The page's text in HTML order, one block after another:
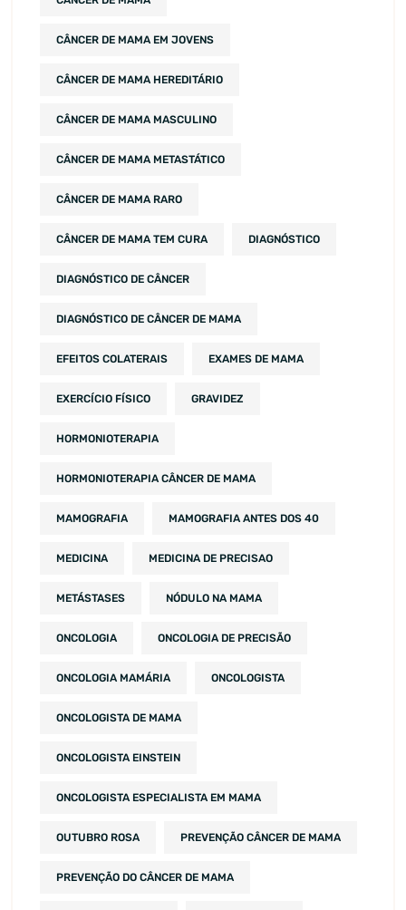
CÂNCER DE MAMA EM JOVENS
CÂNCER DE MAMA HEREDITÁRIO
CÂNCER DE MAMA MASCULINO
CÂNCER DE MAMA METASTÁTICO
CÂNCER DE MAMA RARO
CÂNCER DE MAMA TEM CURA DIAGNÓSTICO
DIAGNÓSTICO DE CÂNCER
DIAGNÓSTICO DE CÂNCER DE MAMA
EFEITOS COLATERAIS EXAMES DE MAMA
EXERCÍCIO FÍSICO GRAVIDEZ
HORMONIOTERAPIA
HORMONIOTERAPIA CÂNCER DE MAMA
MAMOGRAFIA MAMOGRAFIA ANTES DOS 40
MEDICINA MEDICINA DE PRECISAO
METÁSTASES NÓDULO NA MAMA
ONCOLOGIA ONCOLOGIA DE PRECISÃO
ONCOLOGIA MAMÁRIA ONCOLOGISTA
ONCOLOGISTA DE MAMA
ONCOLOGISTA EINSTEIN
ONCOLOGISTA ESPECIALISTA EM MAMA
OUTUBRO ROSA PREVENÇÃO CÂNCER DE MAMA
PREVENÇÃO DO CÂNCER DE MAMA